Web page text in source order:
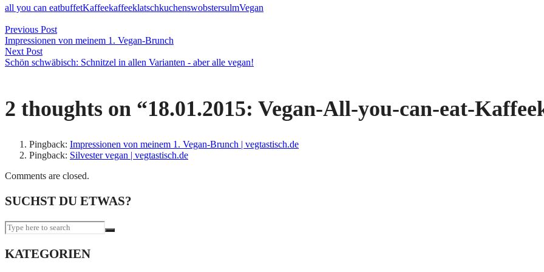
all you can eatbuffetKaffeekaffeeklatschkuchenswobstersulmVegan
Beitragsnavigation
Previous Post
Impressionen von meinem 1. Vegan-Brunch
Next Post
Schön schwäbisch: Schnitzel in allen Varianten - aber alle vegan!
2 thoughts on “18.01.2015: Vegan-All-you-can-eat-
Pingback: Impressionen von meinem 1. Vegan-Brunch | vegtastisch.de
Pingback: Silvester vegan | vegtastisch.de
Comments are closed.
SUCHST DU ETWAS?
KATEGORIEN